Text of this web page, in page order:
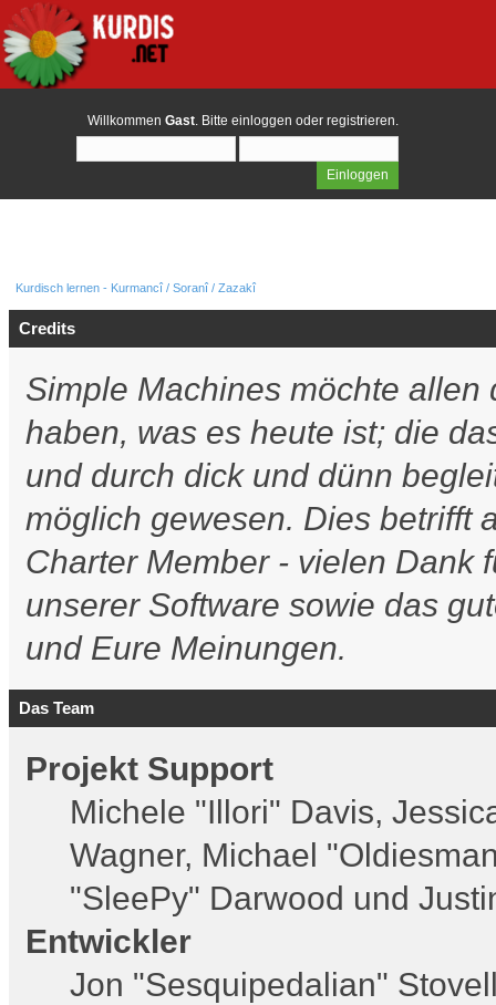
Willkommen Gast. Bitte einloggen oder registrieren.
Kurdisch lernen - Kurmancî / Soranî / Zazakî
Credits
Simple Machines möchte
haben, was es heute ist; die
und durch dick und dünn
möglich gewesen. Dies betrifft
Charter Member - vielen Dank
unserer Software sowie das
und Eure Meinungen.
Das Team
Projekt Support
Michele "Illori" Davis,
Wagner, Michael
"SleePy" Darwood und
Entwickler
Jon "Sesquipedalian"